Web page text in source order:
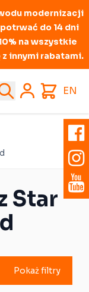
modernizacji
do 14 dni
na wszystkie
innymi rabatami.
Search
Cart EN
Star
Pokaż filtry